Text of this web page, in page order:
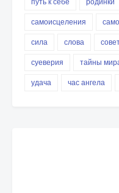
самоисцеления
сила
слова
суеверия
тайны
удача
час ангела